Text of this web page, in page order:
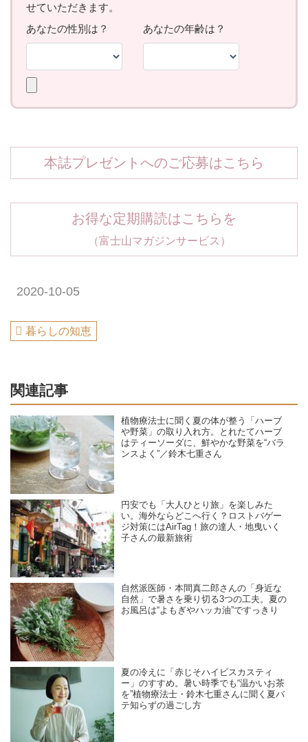
本誌プレゼントへのご応募はこちら
お得な定期購読はこちらを
（富士山マガジンサービス）
2020-10-05
暮らしの知恵
関連記事
植物療法士に聞く夏の体が整う「ハーブ
や野菜」の取り入れ方。とれたてハーブ
はティーソーダに、鮮やかな野菜を“バラ
ンスよく”／鈴木七重さん
円安でも「大人ひとり旅」を楽しみた
い。海外ならどこへ行く？ロストバゲー
ジ対策にはAirTag！旅の達人・地曳いく
子さんの最新旅術
自然派医師・本間真二郎さんの「身近な
自然」で暑さを乗り切る3つの工夫。夏の
お風呂は“よもぎやハッカ油”ですっきり
夏の冷えに「赤じそハイビスカスティ
ー」のすすめ。暑い時季でも“温かいお茶
を”植物療法士・鈴木七重さんに聞く夏バ
テ知らずの過ごし方